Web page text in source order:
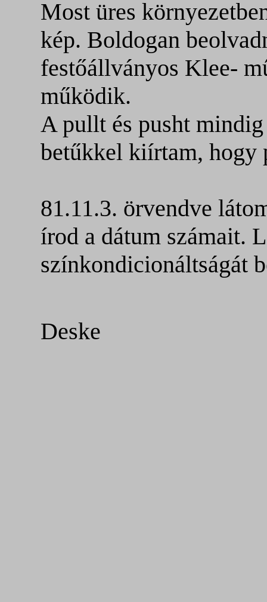
Most üres
kép. Boldogan
festőállványos Klee-
működik.
A pullt és pusht
betűkkel kiírtam, hogy
81.11.3. örvendve
írod a dátum számait.
színkondicionáltságát
Deske